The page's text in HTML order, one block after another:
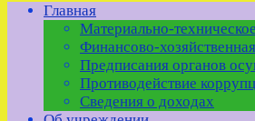
Главная
Материально-
Финансово-
Предписания органов
Противодействие
Сведения о доходах